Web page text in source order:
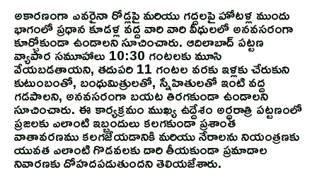
అకారణంగా ఎవరైనా రోడ్లపై మరియు గద్దలపై హోటళ్ల ముందు
భాగంలో ప్రధాన కూడళ్ల వద్ద వారి వారి వీధులలో అనవసరంగా
కూర్చోకుండా ఉండాలని సూచించారు. ఆదిలాబాద్ పట్టణ
వ్యాపార సమూహాలు 10:30 గంటలకు మూసి
వేయబడతాయని, తదుపరి 11 గంటల వరకు ఇళ్లకు చేరుకుని
కుటుంబంతో, బంధుమిత్రులతో, స్నేహితులతో ఇంటి వద్ద
గడపాలని, అనవసరంగా బయట తిరగకుండా ఉండాలని
సూచించారు. ఈ కార్యక్రమం ముఖ్య ఉద్దేశం అర్ధరాత్రి పట్టణంలో
ప్రజలకు ఎలాంటి ఇబ్బందులు కలగకుండా ప్రశాంత
వాతావరణము కలగజేయడానికి మరియు నేరాలను నియంత్రణకు
యువత ఎలాంటి గొడవలకు దారి తీయకుండా ప్రమాదాల
నివారణకు దోహదపడుతుందని తెలియజేశారు.